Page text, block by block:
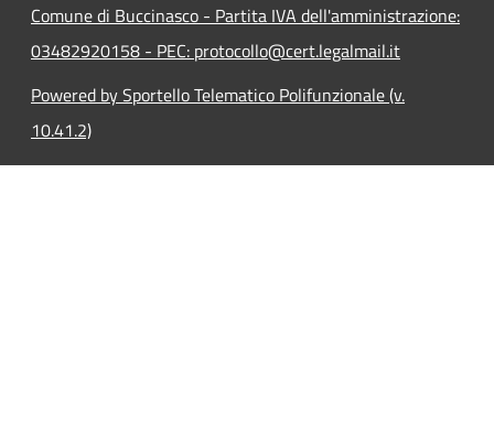
Comune di Buccinasco - Partita IVA dell'amministrazione:
03482920158 - PEC: protocollo@cert.legalmail.it
Powered by Sportello Telematico Polifunzionale (v.
10.41.2)